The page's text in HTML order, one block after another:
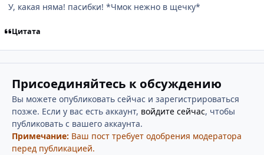
У, какая няма! пасибки! *Чмок нежно в щечку*
Цитата
Присоединяйтесь к обсуждению
Вы можете опубликовать сейчас и зарегистрироваться
позже. Если у вас есть аккаунт, войдите сейчас, чтобы
публиковать с вашего аккаунта.
Примечание: Ваш пост требует одобрения модератора
перед публикацией.